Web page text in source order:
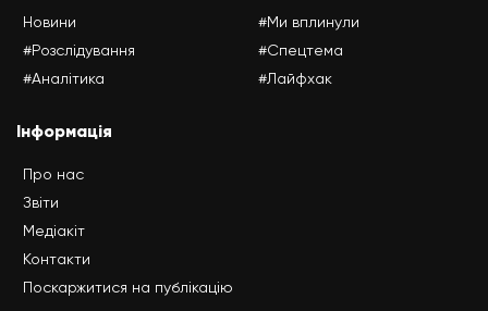
Новини
#Розслідування
#Аналітика
#Ми вплинули
#Спецтема
#Лайфхак
Інформація
Про нас
Звіти
Медіакіт
Контакти
Поскаржитися на публікацію